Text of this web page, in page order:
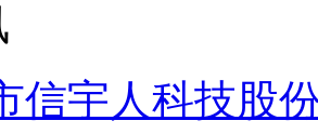
信宇人科技股